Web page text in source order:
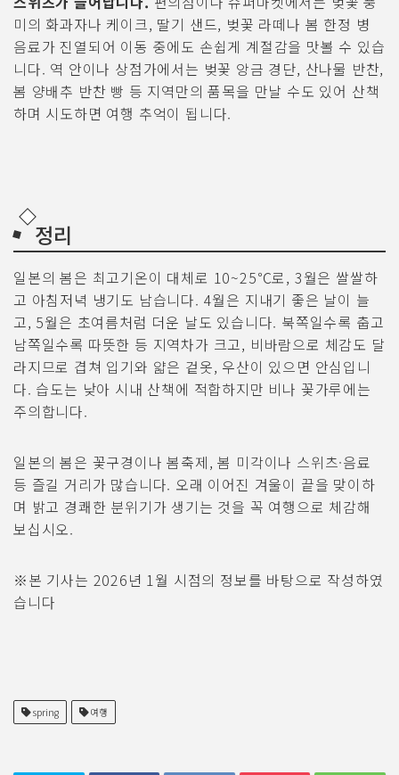
미의 화과자나 케이크, 딸기 샌드, 벚꽃 라떼나 봄 한정 병
음료가 진열되어 이동 중에도 손쉽게 계절감을 맛볼 수 있습
니다. 역 안이나 상점가에서는 벚꽃 앙금 경단, 산나물 반찬,
봄 양배추 반찬 빵 등 지역만의 품목을 만날 수도 있어 산책
하며 시도하면 여행 추억이 됩니다.
정리
일본의 봄은 최고기온이 대체로 10~25℃로, 3월은 쌀쌀하
고 아침저녁 냉기도 남습니다. 4월은 지내기 좋은 날이 늘
고, 5월은 초여름처럼 더운 날도 있습니다. 북쪽일수록 춥고
남쪽일수록 따뜻한 등 지역차가 크고, 비바람으로 체감도 달
라지므로 겹쳐 입기와 얇은 겉옷, 우산이 있으면 안심입니
다. 습도는 낮아 시내 산책에 적합하지만 비나 꽃가루에는
주의합니다.
일본의 봄은 꽃구경이나 봄축제, 봄 미각이나 스위츠·음료
등 즐길 거리가 많습니다. 오래 이어진 겨울이 끝을 맞이하
며 밝고 경쾌한 분위기가 생기는 것을 꼭 여행으로 체감해
보십시오.
※본 기사는 2026년 1월 시점의 정보를 바탕으로 작성하였
습니다
spring 여행